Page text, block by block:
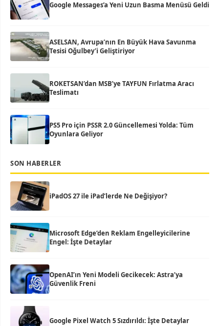
Google Messages’a Yeni Uzun Basma Menüsü Geldi
ASELSAN, Avrupa’nın En Büyük Hava Savunma
Tesisi Oğulbey’i Geliştiriyor
ROKETSAN’dan MSB’ye TAYFUN Fırlatma Aracı
Teslimatı
PS5 Pro için PSSR 2.0 Güncellemesi Yolda: Tüm
Oyunlara Geliyor
SON HABERLER
iPadOS 27 ile iPad’lerde Ne Değişiyor?
Microsoft Edge’den Reklam Engelleyicilerine
Engel: İşte Detaylar
OpenAI’ın Yeni Modeli Gecikecek: Astra’ya
Güvenlik Freni
Google Pixel Watch 5 Sızdırıldı: İşte Detaylar